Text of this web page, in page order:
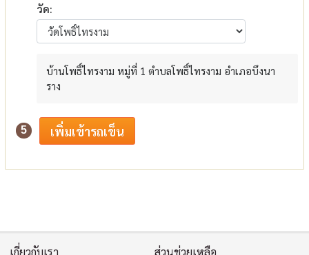
วัด:
บ้านโพธิ์ไทรงาม หมู่ที่ 1 ตำบลโพธิ์ไทรงาม อำเภอบึงนา
ราง
5
เกี่ยวกับเรา ส่วนช่วยเหลือ